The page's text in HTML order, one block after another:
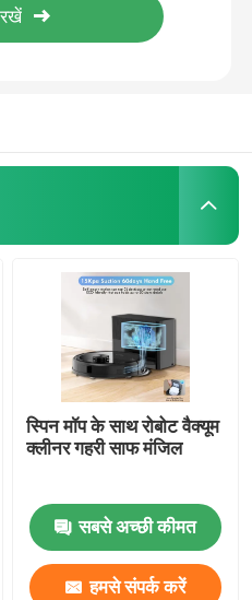
स्पिन मॉप के साथ रोबोट वैक्यूम
क्लीनर गहरी साफ मंजिल
सबसे अच्छी कीमत
हमसे संपर्क करें